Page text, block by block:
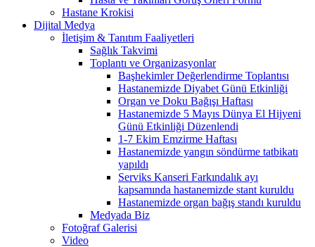
Hastane Krokisi
Dijital Medya
İletişim & Tanıtım Faaliyetleri
Sağlık Takvimi
Toplantı ve Organizasyonlar
Başhekimler Değerlendirme Toplantısı
Hastanemizde Diyabet Günü Etkinliği
Organ ve Doku Bağışı Haftası
Hastanemizde 5 Mayıs Dünya El Hijyeni
Günü Etkinliği Düzenlendi
1-7 Ekim Emzirme Haftası
Hastanemizde yangın söndürme tatbikatı
yapıldı
Serviks Kanseri Farkındalık ayı
kapsamında hastanemizde stant kuruldu
Hastanemizde organ bağış standı kuruldu
Medyada Biz
Fotoğraf Galerisi
Video